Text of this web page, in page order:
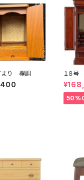
まり 欅調 １８